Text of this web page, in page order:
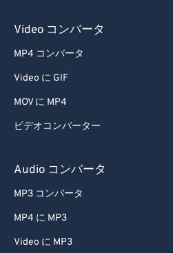
Video コンバータ
MP4 コンバータ
Video に GIF
MOV に MP4
ビデオコンバーター
Audio コンバータ
MP3 コンバータ
MP4 に MP3
Video に MP3